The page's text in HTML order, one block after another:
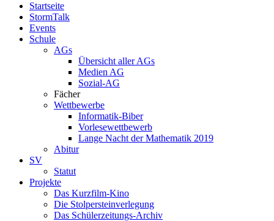
Stormstory
Eure digitale Schülerzeitung
Startseite
StormTalk
Events
Schule
AGs
Übersicht aller AGs
Medien AG
Sozial-AG
Fächer
Wettbewerbe
Informatik-Biber
Vorlesewettbewerb
Lange Nacht der Mathematik 2019
Abitur
SV
Statut
Projekte
Das Kurzfilm-Kino
Die Stolpersteinverlegung
Das Schülerzeitungs-Archiv